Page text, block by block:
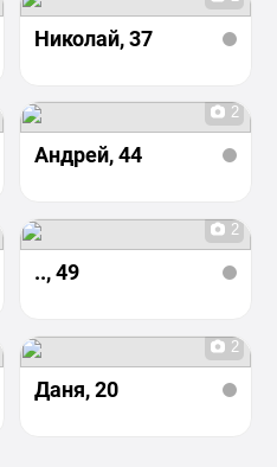
Николай, 37
2
Андрей, 44
2
.., 49
2
Даня, 20